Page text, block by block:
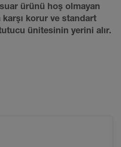
ürünü hoş olmayan
karşı korur ve standart
ünitesinin yerini alır.